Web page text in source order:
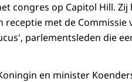
congres op Capitol Hill.
receptie met de
parlementsleden die
en minister